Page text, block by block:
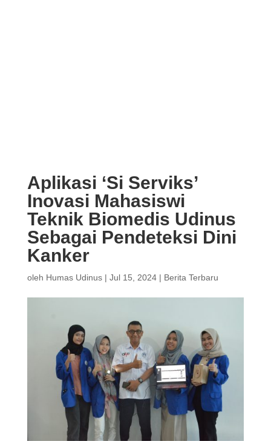
Aplikasi ‘Si Serviks’
Inovasi Mahasiswi
Teknik Biomedis Udinus
Sebagai Pendeteksi Dini
Kanker
oleh Humas Udinus| Jul 15, 2024| Berita Terbaru